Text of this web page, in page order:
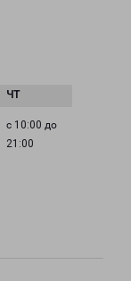
с 10:00 до
21:00